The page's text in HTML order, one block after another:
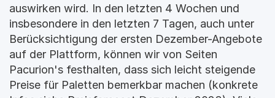
auswirken wird. In den letzten 4 Wochen und
insbesondere in den letzten 7 Tagen, auch unter
Berücksichtigung der ersten Dezember-Angebote
auf der Plattform, können wir von Seiten
Pacurion's festhalten, dass sich leicht steigende
Preise für Paletten bemerkbar machen (konkrete